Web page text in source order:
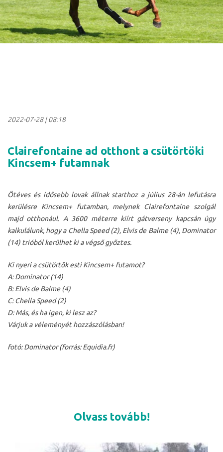
2022-07-28|08:18
Clairefontaine ad otthont a csütörtöki
Kincsem+ futamnak
Ötéves és idősebb lovak állnak starthoz a július 28-án lefutásra
kerülésre Kincsem+ futamban, melynek Clairefontaine szolgál
majd otthonául. A 3600 méterre kiírt gátverseny kapcsán úgy
kalkulálunk, hogy a Chella Speed (2), Elvis de Balme (4), Dominator
(14) trióból kerülhet ki a végső győztes.
Ki nyeri a csütörtök esti Kincsem+ futamot?
A: Dominator (14)
B: Elvis de Balme (4)
C: Chella Speed (2)
D: Más, és ha igen, ki lesz az?
Várjuk a véleményét hozzászólásban!
fotó: Dominator (forrás: Equidia.fr)
Olvass tovább!